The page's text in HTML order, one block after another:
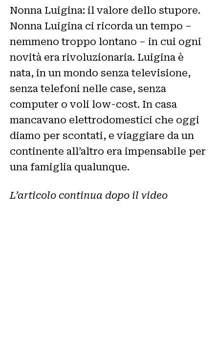
Nonna Luigina: il valore dello stupore.
Nonna Luigina ci ricorda un tempo –
nemmeno troppo lontano – in cui ogni
novità era rivoluzionaria. Luigina è
nata, in un mondo senza televisione,
senza telefoni nelle case, senza
computer o voli low-cost. In casa
mancavano elettrodomestici che oggi
diamo per scontati, e viaggiare da un
continente all’altro era impensabile per
una famiglia qualunque.
L’articolo continua dopo il video